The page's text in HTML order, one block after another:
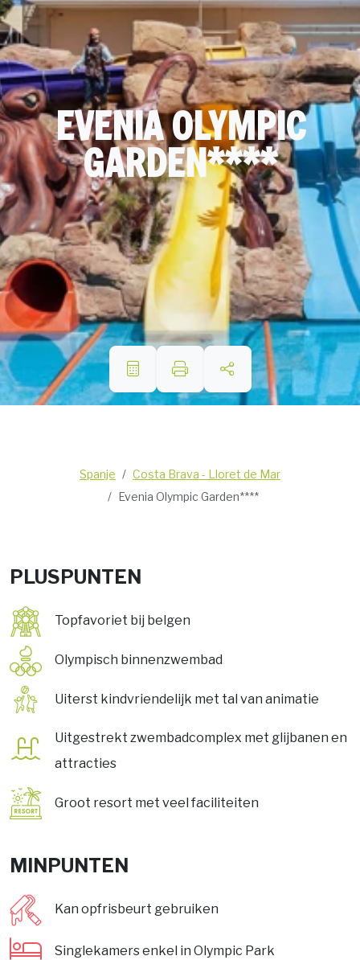
EVENIA OLYMPIC
GARDEN****
Spanje
Costa Brava - Lloret de Mar
Evenia Olympic Garden****
PLUSPUNTEN
Topfavoriet bij belgen
Olympisch binnenzwembad
Uiterst kindvriendelijk met tal van animatie
Uitgestrekt zwembadcomplex met glijbanen en
attracties
Groot resort met veel faciliteiten
MINPUNTEN
Kan opfrisbeurt gebruiken
Singlekamers enkel in Olympic Park